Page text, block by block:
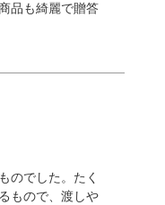
品も綺麗で贈答
のでした。たく
もので、渡しや